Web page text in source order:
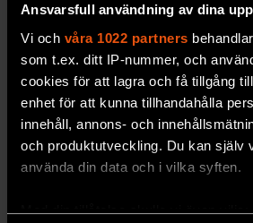
Ansvarsfull användning av dina
Vi och våra 1022 partners
som t.ex. ditt IP-nummer, och
cookies för att lagra och få tillgång
enhet för att kunna tillhandahålla
innehåll, annons- och
och produktutveckling. Du kan själv
använda din data och i vilka syften.
Med din tillåtelse skulle vi även vilja:
reumatism